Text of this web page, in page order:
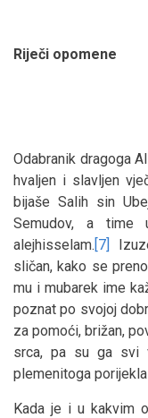
Riječi opomene
Odabranik dragoga
hvaljen i slavljen
bijaše Salih sin
Semudov, a time
alejhisselam.[7]
sličan, kako se
mu i mubarek ime
poznat po svojoj
za pomoći, brižan,
srca, pa su ga svi
plemenitoga
Kada je i u kakvim